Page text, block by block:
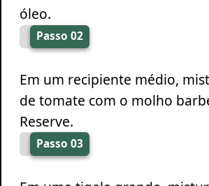
óleo.
Passo 02
Em um recipiente médio,
de tomate com o molho
Reserve.
Passo 03